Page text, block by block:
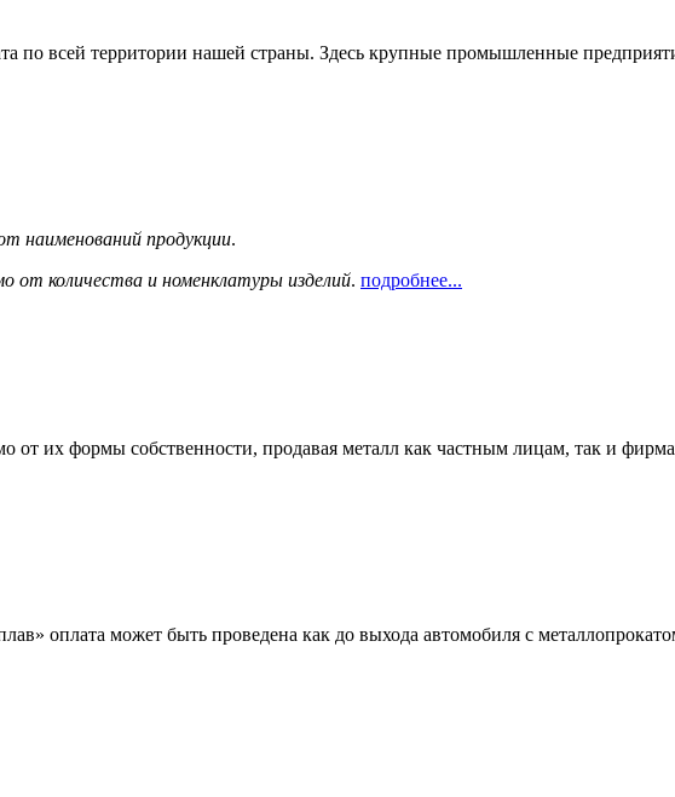
по всей территории нашей страны. Здесь крупные промышленные
наименований продукции.
от количества и номенклатуры изделий. подробнее...
от их формы собственности, продавая металл как частным лицам, так и
оплата может быть проведена как до выхода автомобиля с